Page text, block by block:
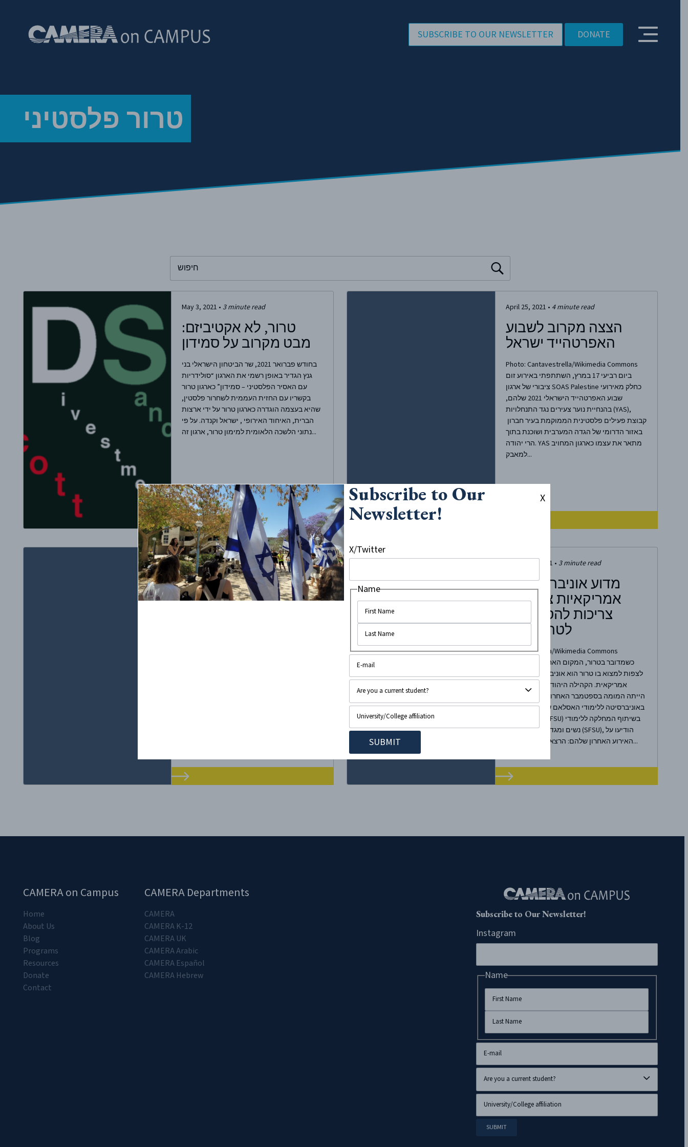
SUBSCRIBE TO OUR NEWSLETTER DONATE
טרור פלסטיני
To search this site, enter a search term
May 3, 2021 • 3minute read
טרור, לא אקטיביזם:
מבט מקרוב על סמידון
בחודש פברואר 2021, שר הביטחון הישראלי בני
גנץ הגדיר באופן רשמי את הארגון “סולידריות
עם האסיר הפלסטיני – סמידון” כארגון טרור
בקשריו עם החזית העממית לשחרור פלסטין,
שהיא בעצמה הוגדרה כארגון טרור על ידי ארצות
הברית, האיחוד האירופי , ישראל וקנדה. על פי
נתוני הלשכה הלאומית למימון טרור, ארגון זה...
April 25, 2021 • 4 minute read
הצצה מקרוב לשבוע
האפרטהייד ישראל
Photo: Cantavestrella/Wikimedia Commons
ביום רביעי 17 במרץ, השתתפתי באירוע זום
ציבורי של ארגון SOAS Palestine כחלק מאירועי
שבוע האפרטהייד הישראלי 2021 שלהם,
בהנחיית נוער צעירים נגד התנחלויות (YAS),
קבוצת פעילים פלסטינית הממוקמת בעיר חברון
באזור הדרומי של הגדה המערבית ושוכנת בתוך
הרי יהודה. YAS מתאר את עצמו כארגון המחויב
למאבק...
January 17, 2021•3 minute read
יום הפעולה של
אוניברסיטת מדינת
January 3, 2021 • 3 minute read
מדוע אוניברסיטאות
אמריקאיות ציבוריות
צריכות להסס לתת
לטרור במה
Photo: Rehgina/Wikimedia Commons
כשמדובר בטרור, המקום האחרון שאתה יכול
לצפות למצוא בו טרור הוא אוניברסיטה ציבורית
אמריקאית. הקהילה היהודית האמריקאית
הייתה המומה בספטמבר האחרון, כאשר תוכנית
באוניברסיטה ללימודי האסלאם של אוניברסיטת
נשים ומגדר באוניברסיטה (SFSU), הודיעו על
האירוע האחרון שלהם: הרצאה (בזום) עם מי...
Subscribe to Our Newsletter!
Instagram
Name
CAMERA on Campus
Home
About Us
Blog
Programs
Resources
Donate
Contact
CAMERA Departments
CAMERA
CAMERA K-12
CAMERA UK
CAMERA Arabic
CAMERA Español
CAMERA Hebrew
Subscribe to Our
Newsletter!
X/Twitter
Name
X